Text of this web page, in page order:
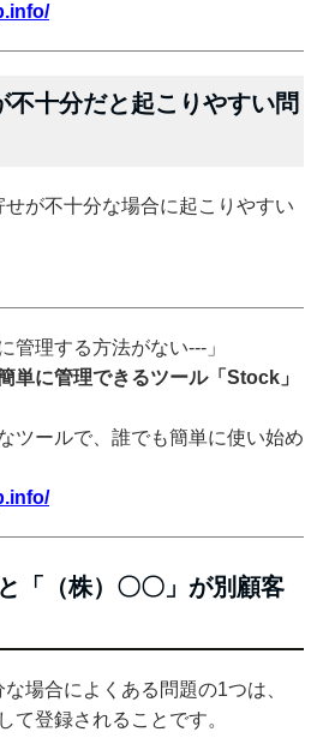
十分だと起こりやすい問
が不十分な場合に起こりやすい
管理する方法がない---」
単に管理できるツール「Stock」
ツールで、誰でも簡単に使い始め
「（株）〇〇」が別顧客
場合によくある問題の1つは、
て登録されることです。